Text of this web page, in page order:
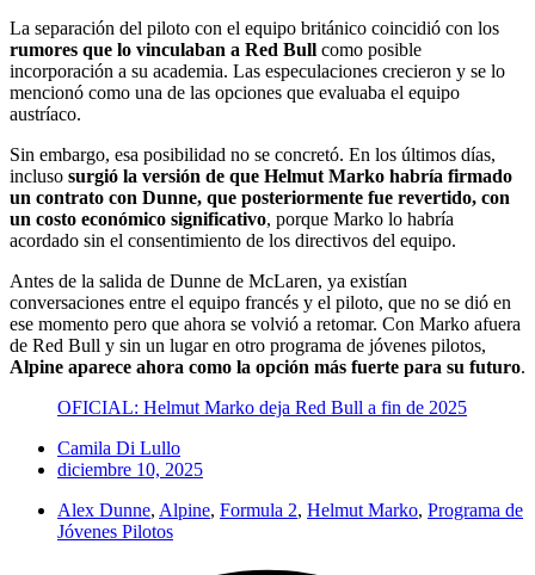
La separación del piloto con el equipo británico coincidió con los
rumores que lo vinculaban a Red Bull como posible
incorporación a su academia. Las especulaciones crecieron y se lo
mencionó como una de las opciones que evaluaba el equipo
austríaco.
Sin embargo, esa posibilidad no se concretó. En los últimos días,
incluso surgió la versión de que Helmut Marko habría firmado
un contrato con Dunne, que posteriormente fue revertido, con
un costo económico significativo, porque Marko lo habría
acordado sin el consentimiento de los directivos del equipo.
Antes de la salida de Dunne de McLaren, ya existían
conversaciones entre el equipo francés y el piloto, que no se dió en
ese momento pero que ahora se volvió a retomar. Con Marko afuera
de Red Bull y sin un lugar en otro programa de jóvenes pilotos,
Alpine aparece ahora como la opción más fuerte para su futuro.
OFICIAL: Helmut Marko deja Red Bull a fin de 2025
Camila Di Lullo
diciembre 10, 2025
Alex Dunne, Alpine, Formula 2, Helmut Marko, Programa de
Jóvenes Pilotos